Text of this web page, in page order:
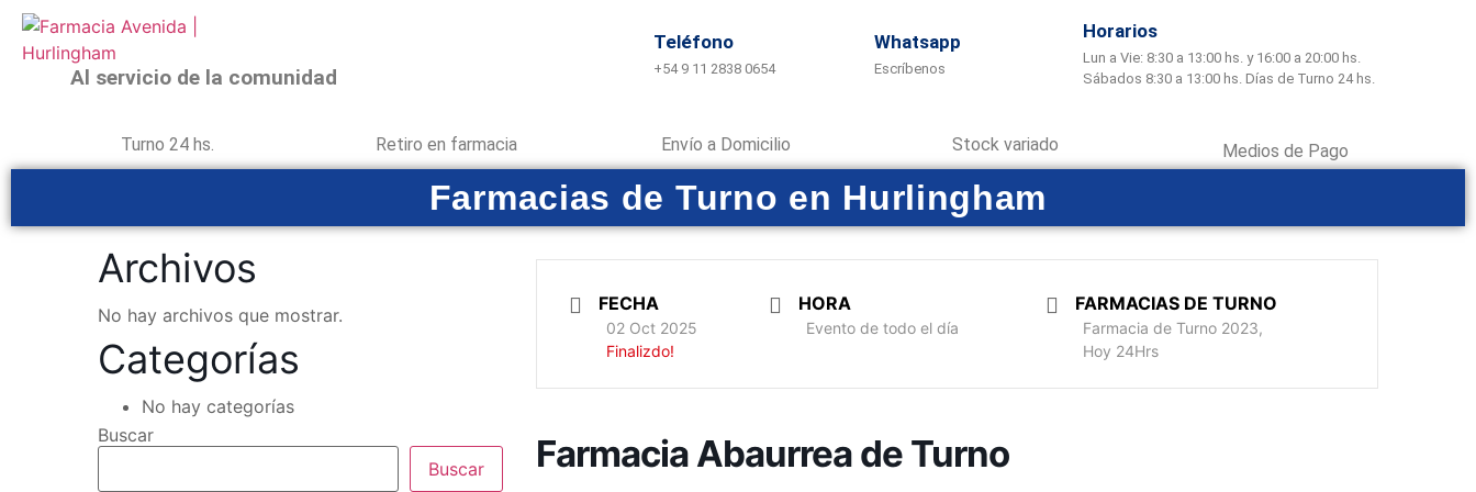
Al servicio de la comunidad
Teléfono
+54 9 11 2838 0654
Whatsapp
Escríbenos
Horarios
Lun a Vie: 8:30 a 13:00 hs. y 16:00 a 20:00 hs.
Sábados 8:30 a 13:00 hs. Días de Turno 24 hs.
Turno 24 hs. Retiro en farmacia Envío a Domicilio Stock variado Medios de Pago
Farmacias de Turno en Hurlingham
Archivos
No hay archivos que mostrar.
Categorías
No hay categorías
Buscar
Buscar
FECHA
02 Oct 2025
Finalizdo!
HORA
Evento de todo el día
FARMACIAS DE TURNO
Farmacia de Turno 2023,
Hoy 24Hrs
Farmacia Abaurrea de Turno